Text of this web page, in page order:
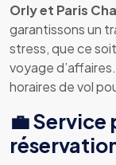
Orly et Paris
garantissons un
stress, que ce
voyage
horaires de vol
💼 Service